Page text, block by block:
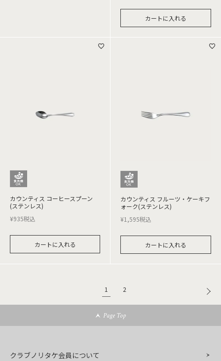
カートに入れる
カウンティス コーヒースプーン
(ステンレス)
¥935税込
カートに入れる
カウンティス フルーツ・ケーキフ
ォーク(ステンレス)
¥1,595税込
カートに入れる
1 2
Page Top
クラブノリタケ会員について